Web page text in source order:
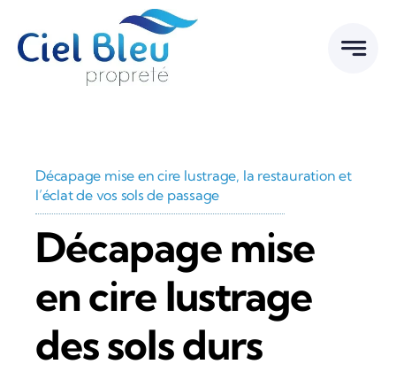
contenu
Décapage mise en cire lustrage, la restauration et
l’éclat de vos sols de passage
Décapage mise
en cire lustrage
des sols durs